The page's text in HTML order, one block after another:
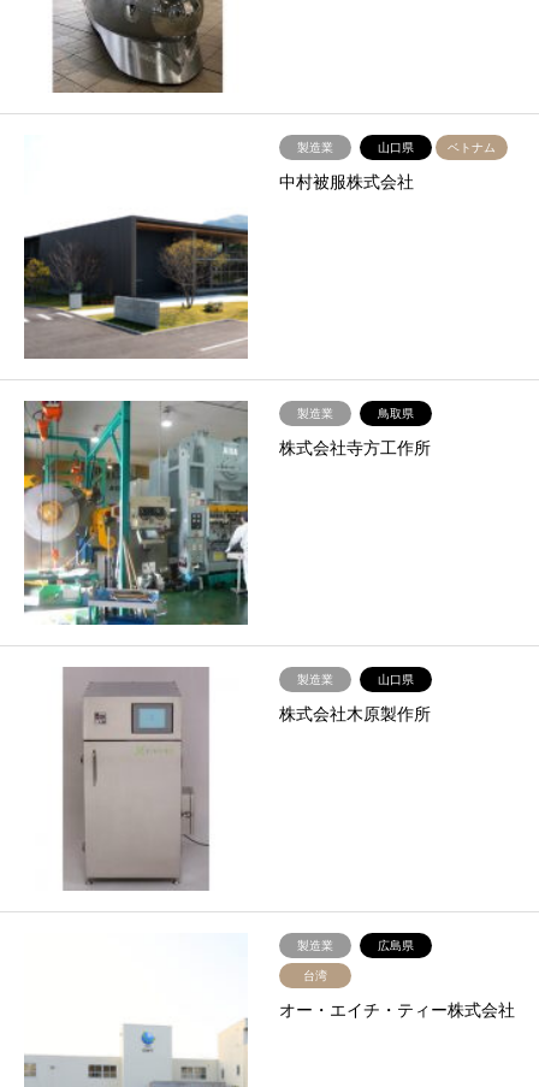
製造業 山口県 ベトナム
中村被服株式会社
製造業 鳥取県
株式会社寺方工作所
製造業 山口県
株式会社木原製作所
製造業 広島県
台湾
オー・エイチ・ティー株式会社